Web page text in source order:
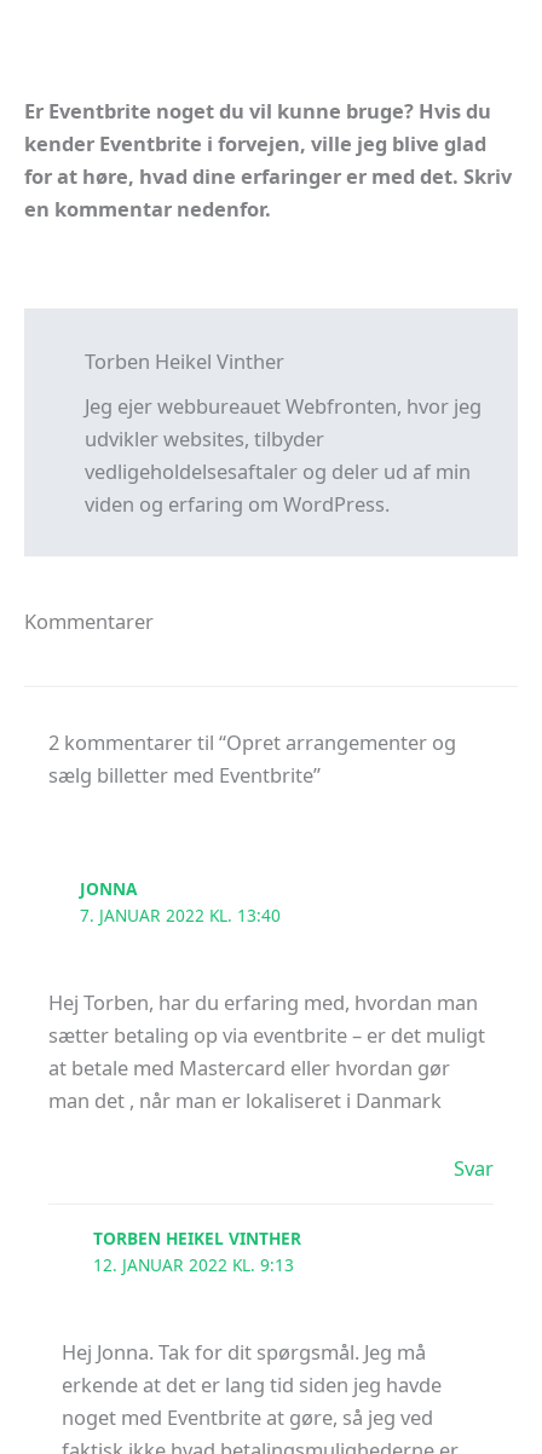
Er Eventbrite noget du vil kunne bruge? Hvis du
kender Eventbrite i forvejen, ville jeg blive glad
for at høre, hvad dine erfaringer er med det. Skriv
en kommentar nedenfor.
Torben Heikel Vinther
Jeg ejer webbureauet Webfronten, hvor jeg
udvikler websites, tilbyder
vedligeholdelsesaftaler og deler ud af min
viden og erfaring om WordPress.
Kommentarer
2 kommentarer til “Opret arrangementer og
sælg billetter med Eventbrite”
JONNA
7. JANUAR 2022 KL. 13:40
Hej Torben, har du erfaring med, hvordan man
sætter betaling op via eventbrite – er det muligt
at betale med Mastercard eller hvordan gør
man det , når man er lokaliseret i Danmark
Svar
TORBEN HEIKEL VINTHER
12. JANUAR 2022 KL. 9:13
Hej Jonna. Tak for dit spørgsmål. Jeg må
erkende at det er lang tid siden jeg havde
noget med Eventbrite at gøre, så jeg ved